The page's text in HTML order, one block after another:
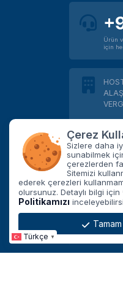
Ürün
için
+90
Türkçe ▼
Çerez
Sizlere daha
sunabilmek
çerezlerden
Sitemizi
ederek çerezleri
olursunuz. Detaylı bilgi için
Politikamızı
Tamam